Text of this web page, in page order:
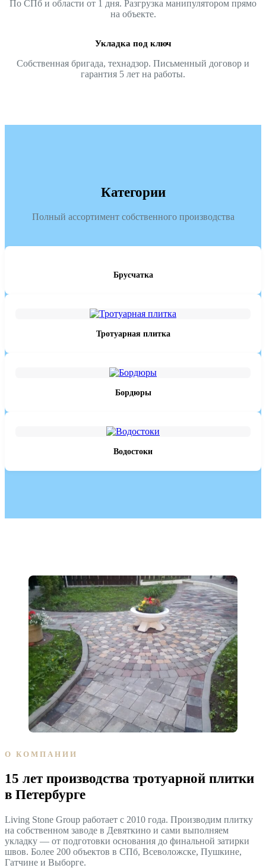
По СПб и области от 1 дня. Разгрузка манипулятором прямо
на объекте.
Укладка под ключ
Собственная бригада, технадзор. Письменный договор и
гарантия 5 лет на работы.
Категории
Полный ассортимент собственного производства
Брусчатка
Тротуарная плитка
Бордюры
Водостоки
О КОМПАНИИ
15 лет производства тротуарной плитки
в Петербурге
Living Stone Group работает с 2010 года. Производим плитку
на собственном заводе в Девяткино и сами выполняем
укладку — от подготовки основания до финальной затирки
швов. Более 200 объектов в СПб, Всеволожске, Пушкине,
Гатчине и Выборге.